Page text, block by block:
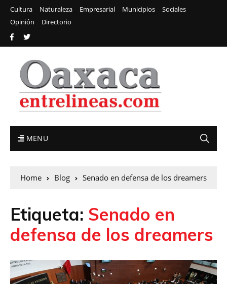
Cultura Naturaleza Empresarial Municipios
Sociales
Opinión
Directorio
MENU
Home Blog Senado en defensa de los dreamers
Etiqueta: Senado en
defensa de los dreamers